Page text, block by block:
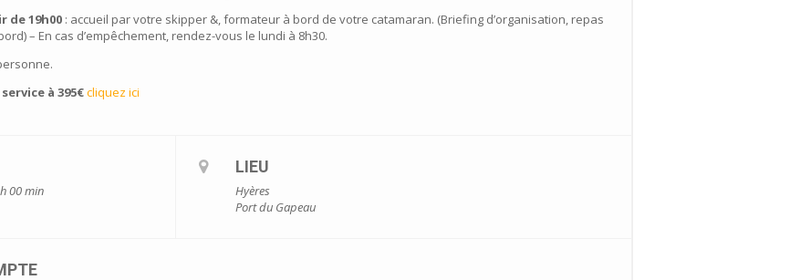
de 19h00 : accueil par votre skipper &, formateur à bord de votre catamaran. (Briefing d’organisation, repas
– En cas d’empêchement, rendez-vous le lundi à 8h30.
à 395€cliquez ici
00 min
LIEU
Hyères
Port du Gapeau